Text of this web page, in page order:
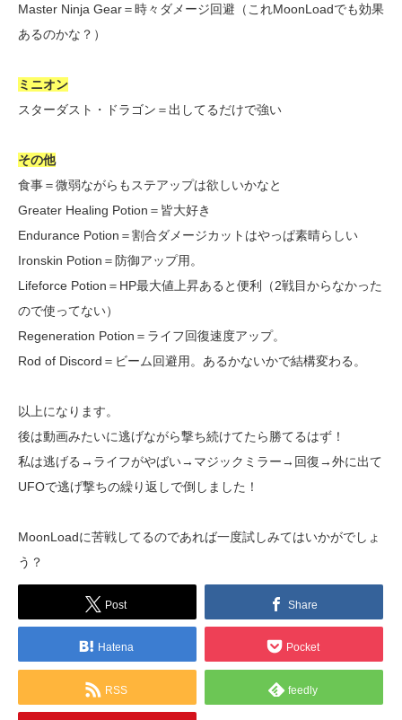
Master Ninja Gear＝時々ダメージ回避（これMoonLoadでも効果
あるのかな？）
ミニオン
スターダスト・ドラゴン＝出してるだけで強い
その他
食事＝微弱ながらもステアップは欲しいかなと
Greater Healing Potion＝皆大好き
Endurance Potion＝割合ダメージカットはやっぱ素晴らしい
Ironskin Potion＝防御アップ用。
Lifeforce Potion＝HP最大値上昇あると便利（2戦目からなかった
ので使ってない）
Regeneration Potion＝ライフ回復速度アップ。
Rod of Discord＝ビーム回避用。あるかないかで結構変わる。
以上になります。
後は動画みたいに逃げながら撃ち続けてたら勝てるはず！
私は逃げる→ライフがやばい→マジックミラー→回復→外に出て
UFOで逃げ撃ちの繰り返しで倒しました！
MoonLoadに苦戦してるのであれば一度試しみてはいかがでしょ
う？
Post Share
Hatena Pocket
RSS feedly